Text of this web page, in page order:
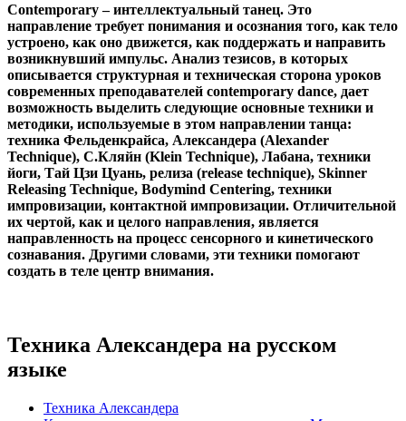
Сontemporary – интеллектуальный танец. Это
направление требует понимания и осознания того, как тело
устроено, как оно движется, как поддержать и направить
возникнувший импульс. Анализ тезисов, в которых
описывается структурная и техническая сторона уроков
современных преподавателей сontemporary dance, дает
возможность выделить следующие основные техники и
методики, используемые в этом направлении танца:
техника Фельденкрайса, Александера (Alexander
Technique), С.Кляйн (Klein Technique), Лабана, техники
йоги, Тай Цзи Цуань, релиза (release technique), Skinner
Releasing Technique, Bodymind Centering, техники
импровизации, контактной импровизации. Отличительной
их чертой, как и целого направления, является
направленность на процесс сенсорного и кинетического
сознавания. Другими словами, эти техники помогают
создать в теле центр внимания.
Техника Александера на русском
языке
Техника Александера